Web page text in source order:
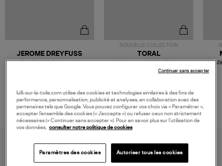
JEROME DREYFUSS
Sac Bobi S Cuir Lamé
NOUVELLE COLLECTION
189,00 €
TORAL
Mocassins Killian Sport
Mousse
lulli-sur-la-toile.com utilise des cookies et technologies similaires à des fins de
performance, personnalisation, publicité et analyses, en collaboration avec des
partenaires tels que Google. Vous pouvez configurer vos choix via « Paramétrer »,
accepter l’ensemble des cookies (« J’accepte ») ou refuser ceux non strictement
nécessaires (« Continuer sans accepter »). Pour en savoir plus sur l’utilisation de
vos données, consulter notre politique de cookies
Paramètres des cookies Autoriser tous les cookies
Continuer sans accepter